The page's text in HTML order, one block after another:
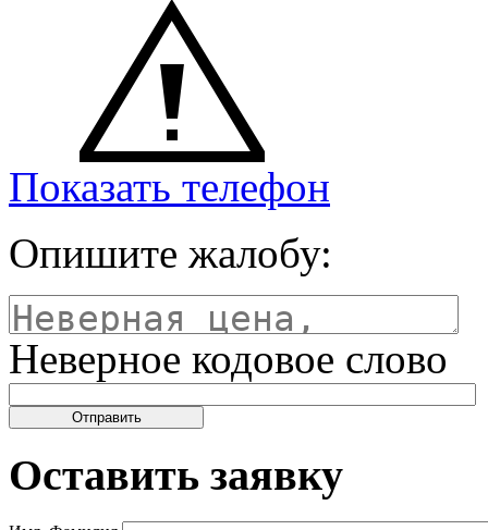
Показать телефон
Опишите жалобу:
Неверное кодовое слово
Оставить заявку